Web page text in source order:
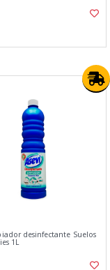
desinfectante Suelos
1L